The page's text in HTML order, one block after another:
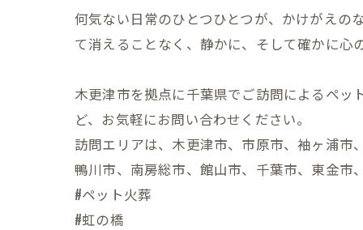
何気ない日常のひとつひとつが、かけがえの
て消えることなく、静かに、そして確かに心
木更津市を拠点に千葉県でご訪問によるペッ
ど、お気軽にお問い合わせください。
訪問エリアは、木更津市、市原市、袖ヶ浦市
鴨川市、南房総市、館山市、千葉市、東金市
#ペット火葬
#虹の橋